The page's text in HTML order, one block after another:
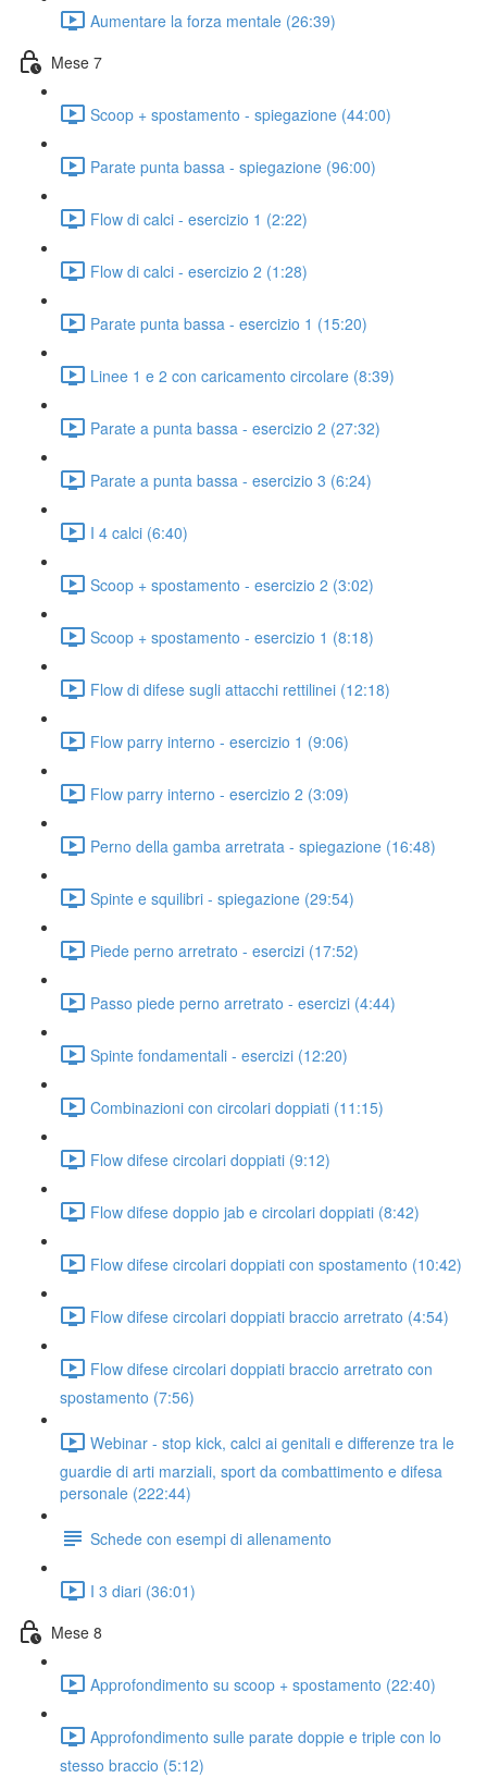
Aumentare la forza mentale (26:39)
Mese 7
Scoop + spostamento - spiegazione (44:00)
Parate punta bassa - spiegazione (96:00)
Flow di calci - esercizio 1 (2:22)
Flow di calci - esercizio 2 (1:28)
Parate punta bassa - esercizio 1 (15:20)
Linee 1 e 2 con caricamento circolare (8:39)
Parate a punta bassa - esercizio 2 (27:32)
Parate a punta bassa - esercizio 3 (6:24)
I 4 calci (6:40)
Scoop + spostamento - esercizio 2 (3:02)
Scoop + spostamento - esercizio 1 (8:18)
Flow di difese sugli attacchi rettilinei (12:18)
Flow parry interno - esercizio 1 (9:06)
Flow parry interno - esercizio 2 (3:09)
Perno della gamba arretrata - spiegazione (16:48)
Spinte e squilibri - spiegazione (29:54)
Piede perno arretrato - esercizi (17:52)
Passo piede perno arretrato - esercizi (4:44)
Spinte fondamentali - esercizi (12:20)
Combinazioni con circolari doppiati (11:15)
Flow difese circolari doppiati (9:12)
Flow difese doppio jab e circolari doppiati (8:42)
Flow difese circolari doppiati con spostamento (10:42)
Flow difese circolari doppiati braccio arretrato (4:54)
Flow difese circolari doppiati braccio arretrato con
spostamento (7:56)
Webinar - stop kick, calci ai genitali e differenze tra le
guardie di arti marziali, sport da combattimento e difesa
personale (222:44)
Schede con esempi di allenamento
I 3 diari (36:01)
Mese 8
Approfondimento su scoop + spostamento (22:40)
Approfondimento sulle parate doppie e triple con lo
stesso braccio (5:12)